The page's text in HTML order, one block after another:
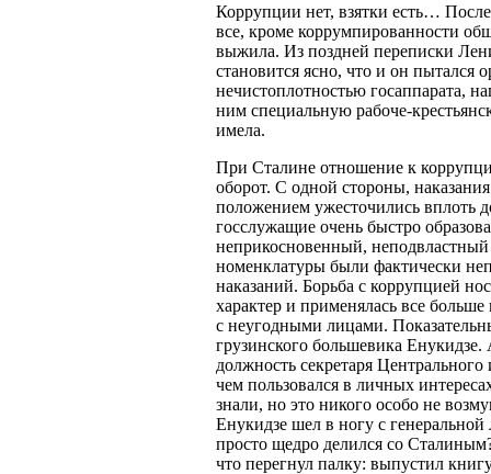
Коррупции нет, взятки есть…
все, кроме коррумпированности
выжила. Из поздней переписки
становится ясно, что и он пытался
нечистоплотностью госаппарата,
ним специальную рабоче-
имела.
При Сталине отношение к
оборот. С одной стороны,
положением ужесточились вплоть
госслужащие очень быстро
неприкосновенный,
номенклатуры были фактически
наказаний. Борьба с коррупцией
характер и применялась все
с неугодными лицами.
грузинского большевика
должность секретаря
чем пользовался в личных
знали, но это никого особо не
Енукидзе шел в ногу с
просто щедро делился со
что перегнул палку: выпустил